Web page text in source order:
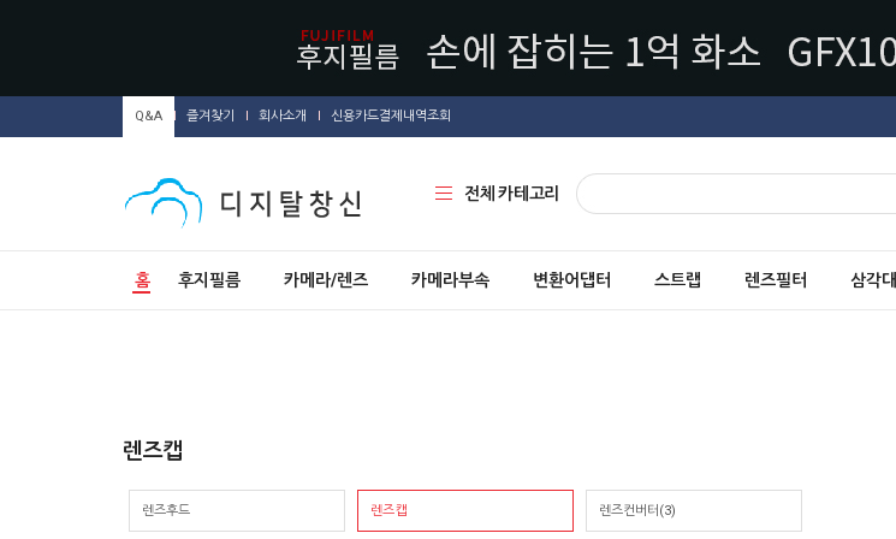
Q&A 즐겨찾기 회사소개 신용카드결제내역조회
전체 카테고리
홈 후지필름 카메라/렌즈 카메라부속 변환어댑터 스트랩 렌즈필터 삼각대
렌즈캡
렌즈후드 렌즈캡 렌즈컨버터(3)